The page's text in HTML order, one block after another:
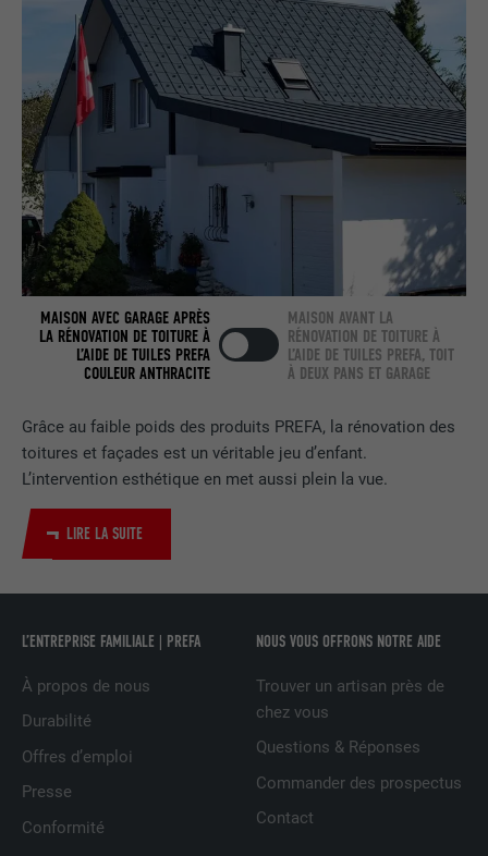
Grâce au faible poids des produits PREFA, la rénovation des
toitures et façades est un véritable jeu d’enfant.
L’intervention esthétique en met aussi plein la vue.
LIRE LA SUITE
MAISON AVEC GARAGE APRÈS
LA RÉNOVATION DE TOITURE À
L’AIDE DE TUILES PREFA
COULEUR ANTHRACITE
MAISON AVANT LA
RÉNOVATION DE TOITURE À
L’AIDE DE TUILES PREFA, TOIT
À DEUX PANS ET GARAGE
L’ENTREPRISE FAMILIALE | PREFA
À propos de nous
Durabilité
Offres d’emploi
Presse
Conformité
NOUS VOUS OFFRONS NOTRE AIDE
Trouver un artisan près de
chez vous
Questions & Réponses
Commander des prospectus
Contact
EXPIRATION 3 mois
UTILITÉ
Est utilisé par Facebook pour afficher
une série de produits publicitaires, par
exemple des offres en temps réel
d'annonceurs tiers.
NOM
FOURNISSEUR Facebook
EXPIRATION 3 mois
Est utilisé par Facebook pour afficher
d'annonceurs tiers.
NOM
FOURNISSEUR
UTILITÉ
enregistrer et signaler les actions d'un
utilisateur sur le site Internet après
fournisseur ou après que l'utilisateur a
cliqué sur une annonce du fournisseur,
d'une publicité et d'afficher des